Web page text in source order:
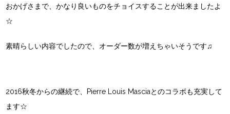
おかげさまで、かなり良いものをチョイスすることが出来ましたよ
☆
素晴らしい内容でしたので、オーダー数が増えちゃいそうです♫
2016秋冬からの継続で、Pierre Louis Masciaとのコラボも充実して
ます☆